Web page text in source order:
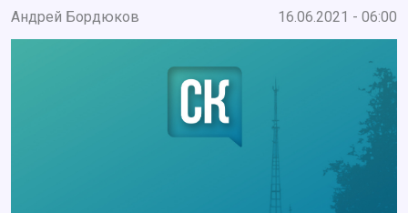
Андрей Бордюков 16.06.2021 - 06:00